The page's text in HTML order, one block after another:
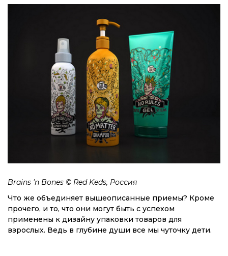
Brains 'n Bones © Red Keds, Россия
Что же объединяет вышеописанные приемы? Кроме
прочего, и то, что они могут быть с успехом
применены к дизайну упаковки товаров для
взрослых. Ведь в глубине души все мы чуточку дети.